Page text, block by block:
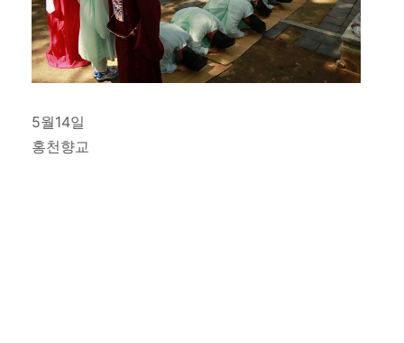
5월14일
홍천향교